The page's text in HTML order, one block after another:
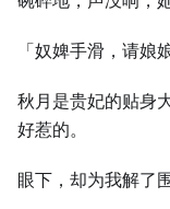
「奴婢手滑，请娘
秋月是贵妃的贴身
好惹的。
眼下，却为我解了围